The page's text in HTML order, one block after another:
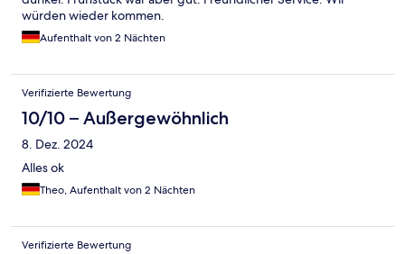
würden wieder kommen.
Aufenthalt von 2 Nächten
Verifizierte Bewertung
10/10 – Außergewöhnlich
8. Dez. 2024
Alles ok
Theo, Aufenthalt von 2 Nächten
Verifizierte Bewertung